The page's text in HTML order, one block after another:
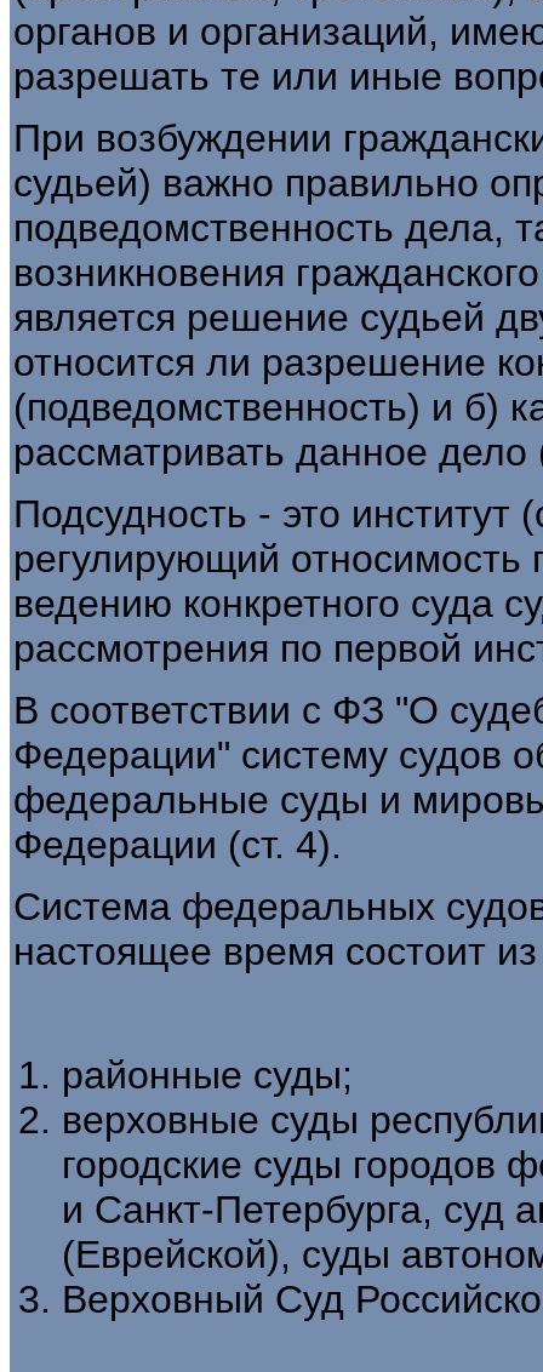
органов и организаций,
разрешать те или иные
При возбуждении
судьей) важно правильно
подведомственность дела,
возникновения
является решение судьей
относится ли разрешение
(подведомственность) и б)
рассматривать данное дело
Подсудность - это институт
регулирующий
ведению конкретного суда
рассмотрения по первой
В соответствии с ФЗ "О
Федерации" систему судов
федеральные суды и
Федерации (ст. 4).
Система федеральных
настоящее время состоит
районные суды;
верховные суды
городские суды городов
и Санкт-Петербурга, суд
(Еврейской), суды
Верховный Суд